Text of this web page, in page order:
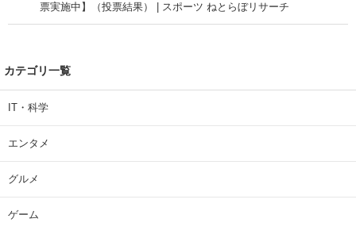
票実施中】（投票結果） | スポーツ ねとらぼリサーチ
カテゴリ一覧
IT・科学
エンタメ
グルメ
ゲーム